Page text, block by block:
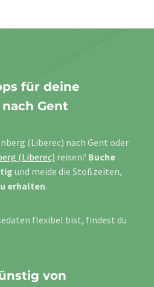
für deine
Gent
(Liberec) nach Gent oder
(Liberec) reisen? Buche
und meide die Stoßzeiten,
erhalten.
flexibel bist, findest du
von